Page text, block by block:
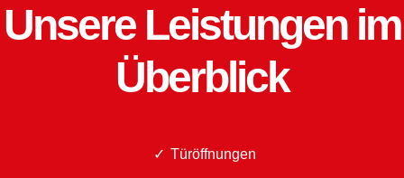
Unsere Leistungen im
Überblick
Türöffnungen